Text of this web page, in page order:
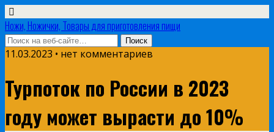
Ножи, Ножички, Товары для приготовления пищи
11.03.2023 • нет комментариев
Турпоток по России в 2023
году может вырасти до 10%